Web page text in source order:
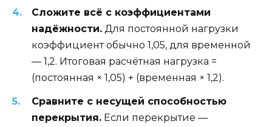
Сложите всё с коэффициентами
надёжности. Для постоянной нагрузки
коэффициент обычно 1,05, для временной
— 1,2. Итоговая расчётная нагрузка =
(постоянная × 1,05) + (временная × 1,2).
Сравните с несущей способностью
перекрытия. Если перекрытие —